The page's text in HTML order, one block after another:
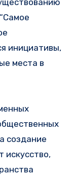
инициативы,
места в
создание
искусство,